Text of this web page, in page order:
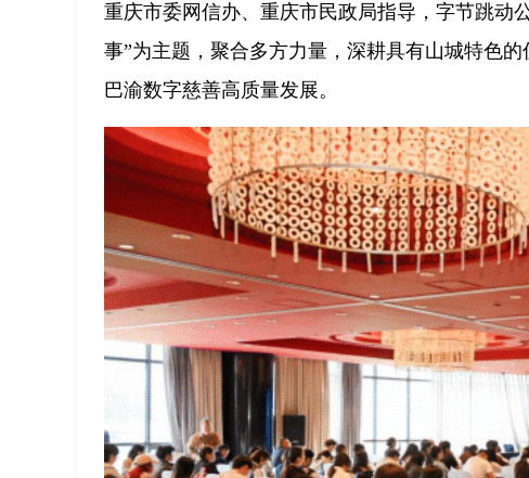
重庆市委网信办、重庆市民政局指导，字节跳动
事”为主题，聚合多方力量，深耕具有山城特色
巴渝数字慈善高质量发展。